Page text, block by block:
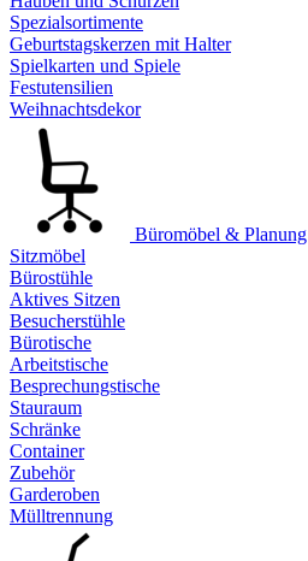
Spezialsortimente
Geburtstagskerzen mit Halter
Spielkarten und Spiele
Festutensilien
Weihnachtsdekor
Büromöbel & Planung
Sitzmöbel
Bürostühle
Aktives Sitzen
Besucherstühle
Bürotische
Arbeitstische
Besprechungstische
Stauraum
Schränke
Container
Zubehör
Garderoben
Mülltrennung